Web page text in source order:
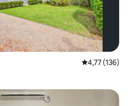
Gemiddelde
4,77 (136)